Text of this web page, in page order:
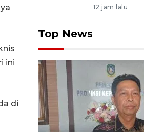
ini
di
12 jam lalu
Top News